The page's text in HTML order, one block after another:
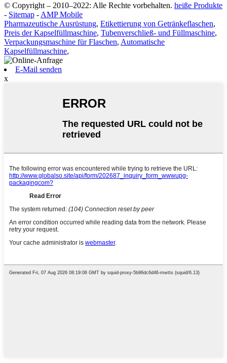
© Copyright – 2010–2022: Alle Rechte vorbehalten. heiße Produkte
- Sitemap - AMP Mobile
Pharmazeutische Ausrüstung, Etikettierung von Getränkeflaschen,
Preis der Kapselfüllmaschine, Tubenverschließ- und Füllmaschine,
Verpackungsmaschine für Flaschen, Automatische
Kapselfüllmaschine,
E-Mail senden
x